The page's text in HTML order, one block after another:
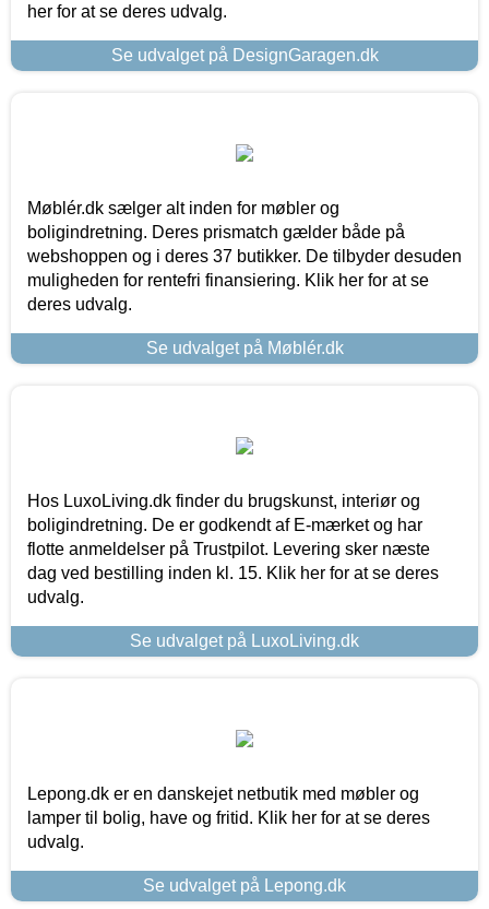
her for at se deres udvalg.
Se udvalget på DesignGaragen.dk
Møblér.dk sælger alt inden for møbler og
boligindretning. Deres prismatch gælder både på
webshoppen og i deres 37 butikker. De tilbyder desuden
muligheden for rentefri finansiering. Klik her for at se
deres udvalg.
Se udvalget på Møblér.dk
Hos LuxoLiving.dk finder du brugskunst, interiør og
boligindretning. De er godkendt af E-mærket og har
flotte anmeldelser på Trustpilot. Levering sker næste
dag ved bestilling inden kl. 15. Klik her for at se deres
udvalg.
Se udvalget på LuxoLiving.dk
Lepong.dk er en danskejet netbutik med møbler og
lamper til bolig, have og fritid. Klik her for at se deres
udvalg.
Se udvalget på Lepong.dk